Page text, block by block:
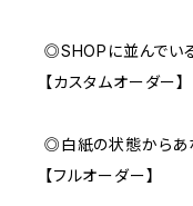
◎SHOPに並んでい
【カスタムオーダー】
◎白紙の状態からあ
【フルオーダー】